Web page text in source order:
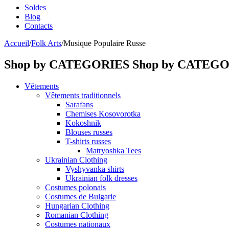
Soldes
Blog
Contacts
Accueil/Folk Arts/Musique Populaire Russe
Shop by CATEGORIES Shop by
Vêtements
Vêtements traditionnels
Sarafans
Chemises Kosovorotka
Kokoshnik
Blouses russes
T-shirts russes
Matryoshka Tees
Ukrainian Clothing
Vyshyvanka shirts
Ukrainian folk dresses
Costumes polonais
Costumes de Bulgarie
Hungarian Clothing
Romanian Clothing
Costumes nationaux